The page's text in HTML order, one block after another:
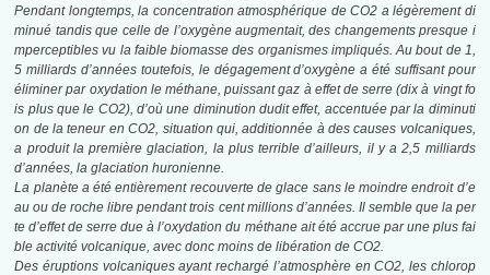
Pendant longtemps, la concentration atmosphérique de CO2 a légèrement di
minué tandis que celle de l’oxygène augmentait, des changements presque i
mperceptibles vu la faible biomasse des organismes impliqués. Au bout de 1,
5 milliards d’années toutefois, le dégagement d’oxygène a été suffisant pour
éliminer par oxydation le méthane, puissant gaz à effet de serre (dix à vingt fo
is plus que le CO2), d’où une diminution dudit effet, accentuée par la diminuti
on de la teneur en CO2, situation qui, additionnée à des causes volcaniques,
a produit la première glaciation, la plus terrible d’ailleurs, il y a 2,5 milliards
d’années, la glaciation huronienne.
La planète a été entièrement recouverte de glace sans le moindre endroit d’e
au ou deroche libre pendant trois cent millions d’années. Il semble que la per
te d’effet de serredue à l’oxydation du méthane ait été accrue par une plus fai
ble activité volcanique,avec donc moins de libération de CO2.
Des éruptions volcaniques ayant rechargé l’atmosphère en CO2, les chlorop